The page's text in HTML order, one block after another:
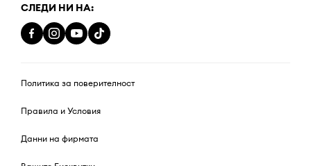
СЛЕДИ НИ НА:
Политика за поверителност
Правила и Условия
Данни на фирмата